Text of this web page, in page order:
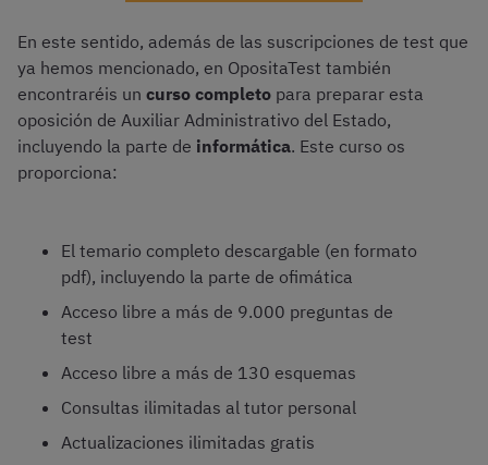
En este sentido, además de las suscripciones de test que
ya hemos mencionado, en OpositaTest también
encontraréis un curso completo para preparar esta
oposición de Auxiliar Administrativo del Estado,
incluyendo la parte de informática. Este curso os
proporciona:
El temario completo descargable (en formato
pdf), incluyendo la parte de ofimática
Acceso libre a más de 9.000 preguntas de
test
Acceso libre a más de 130 esquemas
Consultas ilimitadas al tutor personal
Actualizaciones ilimitadas gratis